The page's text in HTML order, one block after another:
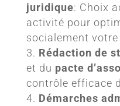
juridique: Choix
activité pour
socialement
Rédaction de
et du pacte
contrôle efficace
Démarches